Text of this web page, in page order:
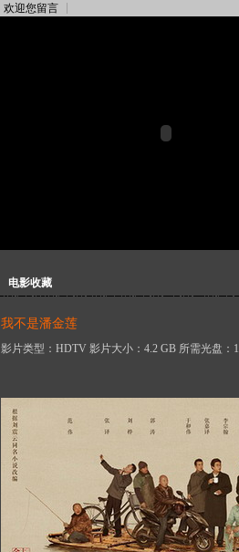
欢迎您留言
电影收藏
我不是潘金莲
影片类型：HDTV 影片大小：4.2 GB 所需光盘：1